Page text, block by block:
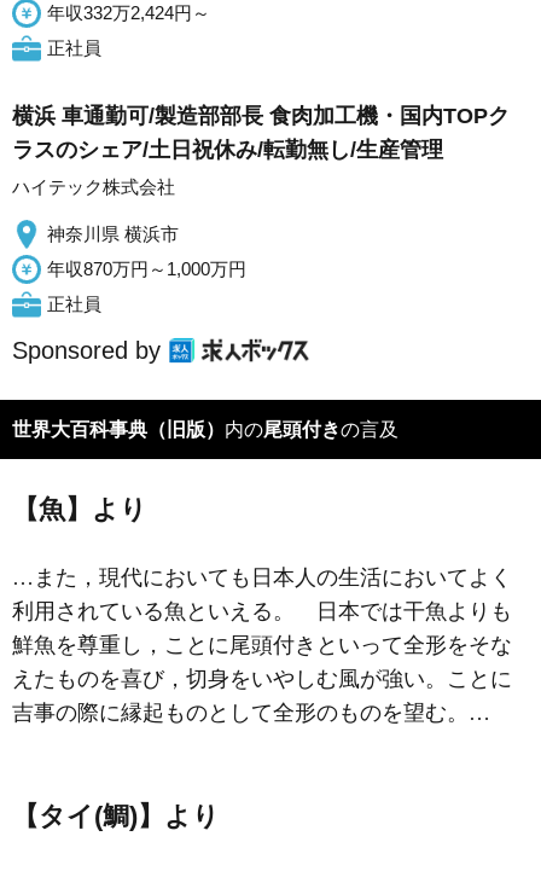
年収332万2,424円～
正社員
横浜 車通勤可/製造部部長 食肉加工機・国内TOPク
ラスのシェア/土日祝休み/転勤無し/生産管理
ハイテック株式会社
神奈川県 横浜市
年収870万円～1,000万円
正社員
Sponsored by
世界大百科事典（旧版） 内の尾頭付きの言及
【魚】より
…また，現代においても日本人の生活においてよく
利用されている魚といえる。 日本では干魚よりも
鮮魚を尊重し，ことに尾頭付きといって全形をそな
えたものを喜び，切身をいやしむ風が強い。ことに
吉事の際に縁起ものとして全形のものを望む。…
【タイ(鯛)】より